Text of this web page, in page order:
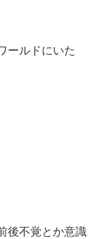
ールドにいた
後不覚とか意識